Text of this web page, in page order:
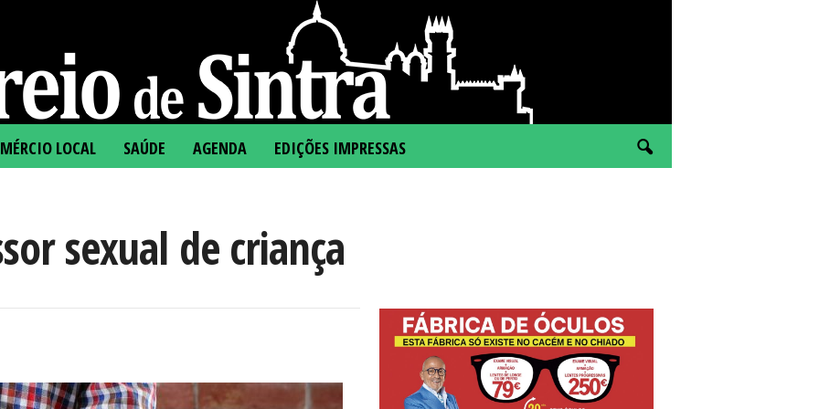
LOCAL SAÚDE AGENDA EDIÇÕES IMPRESSAS
sexual de criança